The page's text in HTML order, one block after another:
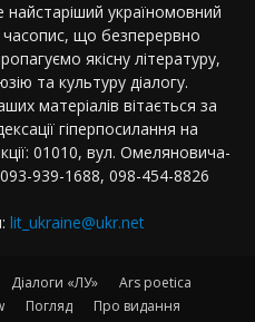
україномовний
часопис, що безперервно
якісну літературу,
та культуру діалогу.
матеріалів вітається за
гіперпосилання на
01010, вул. Омеляновича-
939-1688, 098-454-8826
lit_ukraine@ukr.net
Діалоги «ЛУ»
Ars poetica
Погляд Про видання